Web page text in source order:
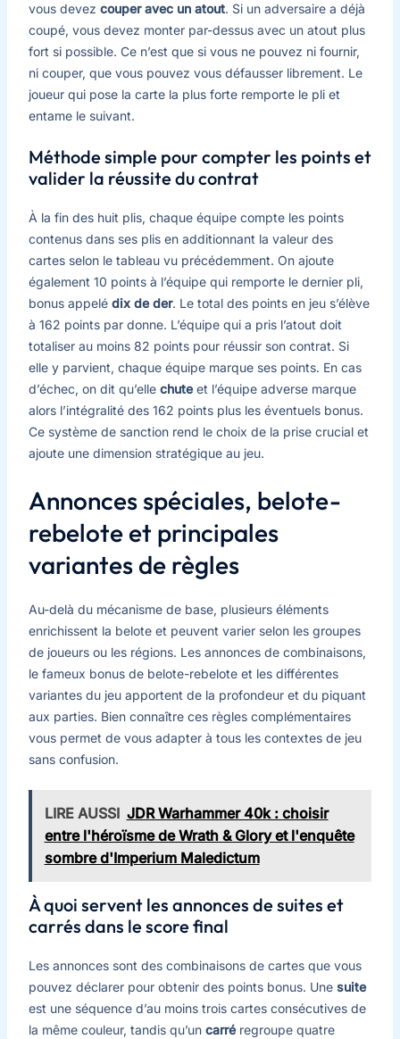
vous devez couper avec un atout. Si un adversaire a déjà
coupé, vous devez monter par-dessus avec un atout plus
fort si possible. Ce n’est que si vous ne pouvez ni fournir,
ni couper, que vous pouvez vous défausser librement. Le
joueur qui pose la carte la plus forte remporte le pli et
entame le suivant.
Méthode simple pour compter les points et
valider la réussite du contrat
À la fin des huit plis, chaque équipe compte les points
contenus dans ses plis en additionnant la valeur des
cartes selon le tableau vu précédemment. On ajoute
également 10 points à l’équipe qui remporte le dernier pli,
bonus appelé dix de der. Le total des points en jeu s’élève
à 162 points par donne. L’équipe qui a pris l’atout doit
totaliser au moins 82 points pour réussir son contrat. Si
elle y parvient, chaque équipe marque ses points. En cas
d’échec, on dit qu’elle chuteet l’équipe adverse marque
alors l’intégralité des 162 points plus les éventuels bonus.
Ce système de sanction rend le choix de la prise crucial et
ajoute une dimension stratégique au jeu.
Annonces spéciales, belote-
rebelote et principales
variantes de règles
Au-delà du mécanisme de base, plusieurs éléments
enrichissent la belote et peuvent varier selon les groupes
de joueurs ou les régions. Les annonces de combinaisons,
le fameux bonus de belote-rebelote et les différentes
variantes du jeu apportent de la profondeur et du piquant
aux parties. Bien connaître ces règles complémentaires
vous permet de vous adapter à tous les contextes de jeu
sans confusion.
LIRE AUSSI JDR Warhammer 40k : choisir
entre l'héroïsme de Wrath & Glory et l'enquête
sombre d'Imperium Maledictum
À quoi servent les annonces de suites et
carrés dans le score final
Les annonces sont des combinaisons de cartes que vous
pouvez déclarer pour obtenir des points bonus. Une suite
est une séquence d’au moins trois cartes consécutives de
la même couleur, tandis qu’un carréregroupe quatre